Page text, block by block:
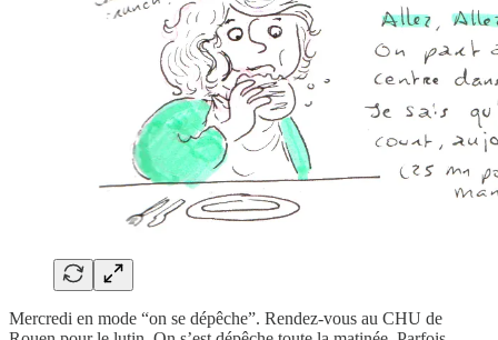
Mercredi en mode “on se dépêche”. Rendez-vous au CHU de